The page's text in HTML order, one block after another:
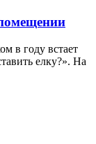
в году встает
елку?». На